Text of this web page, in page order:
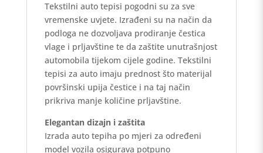
Tekstilni auto tepisi pogodni su za sve
vremenske uvjete. Izrađeni su na način da
podloga ne dozvoljava prodiranje čestica
vlage i prljavštine te da zaštite unutrašnjost
automobila tijekom cijele godine. Tekstilni
tepisi za auto imaju prednost što materijal
površinski upija čestice i na taj način
prikriva manje količine prljavštine.
Elegantan dizajn i zaštita
Izrada auto tepiha po mjeri za određeni
model vozila osigurava potpuno